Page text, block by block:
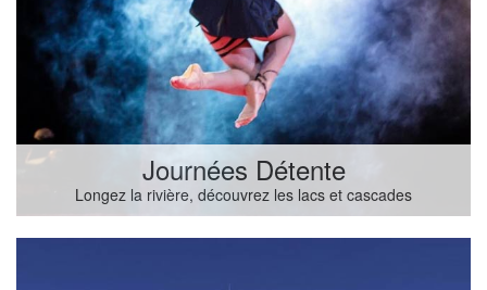
Journées Détente
Longez la rivière, découvrez les lacs et cascades